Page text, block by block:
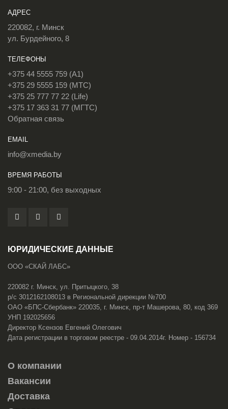
АДРЕС
220082, г. Минск
ул. Бурдейного, 8
ТЕЛЕФОНЫ
+375 44 5555 759 (A1)
+375 29 5555 159 (МТС)
+375 25 777 77 22 (Life)
+375 17 363 31 77 (МГТС)
Обратная связь
EMAIL
info@xmedia.by
ВРЕМЯ РАБОТЫ
9:00 - 21:00, без выходных
ЮРИДИЧЕСКИЕ ДАННЫЕ
ООО «СКАЙ ЛАБС»
220082 г. Минск, ул. Притыцкого, 38
р/с 3012162108013 в Региональной дирекции №700
ОАО «БПС-Сбербанк» 220035, г. Минск, пр-т Машерова, 80, код 369
УНП 192025656
Директор Ксензов Евгений Олегович
Дата регистрации в торговом реестре - 09.04.2014г. Номер - 156734
О компании
Вакансии
Доставка